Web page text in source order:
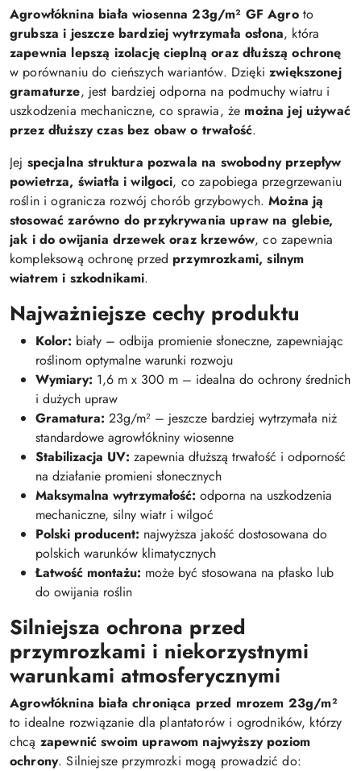
Agrowłóknina biała wiosenna 23g/m² GF Agroto
grubsza i jeszcze bardziej wytrzymała osłona, która
zapewnia lepszą izolację cieplną oraz dłuższą ochronę
w porównaniu do cieńszych wariantów. Dziękizwiększonej
gramaturze, jest bardziej odporna na podmuchy wiatru i
uszkodzenia mechaniczne, co sprawia, że można jej używać
przez dłuższy czas bez obaw o trwałość.
Jej specjalna struktura pozwala na swobodny przepływ
powietrza, światła i wilgoci, co zapobiega przegrzewaniu
roślin i ogranicza rozwój chorób grzybowych.Można ją
stosować zarówno do przykrywania upraw na glebie,
jak i do owijania drzewek oraz krzewów, co zapewnia
kompleksową ochronę przed przymrozkami, silnym
wiatrem i szkodnikami.
Najważniejsze cechy produktu
Kolor: biały – odbija promienie słoneczne, zapewniając
roślinom optymalne warunki rozwoju
Wymiary: 1,6 m x 300 m – idealna do ochrony średnich
i dużych upraw
Gramatura: 23g/m² – jeszcze bardziej wytrzymała niż
standardowe agrowłókniny wiosenne
Stabilizacja UV: zapewnia dłuższą trwałość i odporność
na działanie promieni słonecznych
Maksymalna wytrzymałość: odporna na uszkodzenia
mechaniczne, silny wiatr i wilgoć
Polski producent: najwyższa jakość dostosowana do
polskich warunków klimatycznych
Łatwość montażu: może być stosowana na płasko lub
do owijania roślin
Silniejsza ochrona przed
przymrozkami i niekorzystnymi
warunkami atmosferycznymi
Agrowłóknina biała chroniąca przed mrozem 23g/m²
to idealne rozwiązanie dla plantatorów i ogrodników, którzy
chcą zapewnić swoim uprawom najwyższy poziom
ochrony. Silniejsze przymrozki mogą prowadzić do: